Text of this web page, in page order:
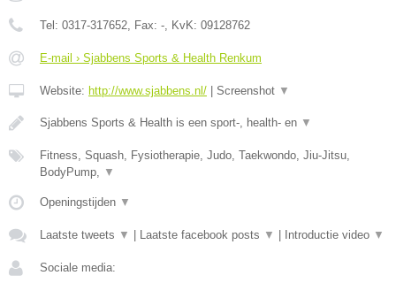
Tel: 0317-317652, Fax: -, KvK: 09128762
E-mail › Sjabbens Sports & Health Renkum
Website: http://www.sjabbens.nl/ Screenshot ▼
Sjabbens Sports & Health is een sport-, health- en ▼
Fitness, Squash, Fysiotherapie, Judo, Taekwondo, Jiu-Jitsu,
BodyPump, ▼
Openingstijden ▼
Laatste tweets ▼ Laatste facebook posts ▼ Introductie video ▼
Sociale media: